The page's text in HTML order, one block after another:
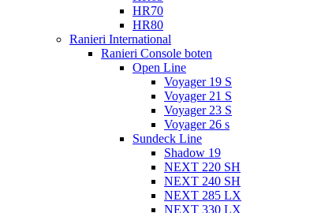
HR70
HR80
Ranieri International
Ranieri Console boten
Open Line
Voyager 19 S
Voyager 21 S
Voyager 23 S
Voyager 26 s
Sundeck Line
Shadow 19
NEXT 220 SH
NEXT 240 SH
NEXT 285 LX
NEXT 330 LX